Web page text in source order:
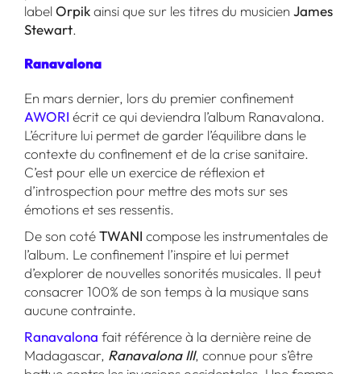
labelOrpikainsi que sur les titres du musicien James
Stewart.
Ranavalona
En mars dernier, lors du premier confinement
AWORI écrit ce qui deviendra l’album Ranavalona.
L’écriture lui permet de garder l’équilibre dans le
contexte du confinement et de la crise sanitaire.
C’est pour elle un exercice de réflexion et
d’introspection pour mettre des mots sur ses
émotions et ses ressentis.
De son cotéTWANI compose les instrumentales de
l’album. Le confinement l’inspire et lui permet
d’explorer de nouvelles sonorités musicales. Il peut
consacrer 100% de son temps à la musique sans
aucune contrainte.
Ranavalona fait référence à la dernière reine de
Madagascar, Ranavalona III, connue pour s’être